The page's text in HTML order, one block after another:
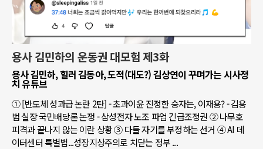
용사 김민하의 운동권 대모험 제3화
용사 김민하, 힐러 김동아, 도적(대도?) 김상연이 꾸며가는 시사정
치 유튜브
① [반도체 성과급 논란 2탄] - 초과이윤 진정한 승자는, 이재용? - 김용
범 실장 국민배당론 논쟁 - 삼성전자 노조 파업 긴급조정권 ② 나무호
피격과 끝나지 않는 이란 상황 ③ 다들 자기를 부정하는 선거 ④ AI 데
이터센터 특별법...성장지상주의로 치닫는 정부 ...